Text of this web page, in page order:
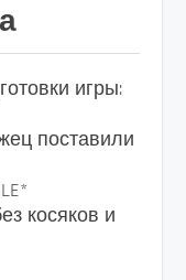
игры:
поставили
косяков и